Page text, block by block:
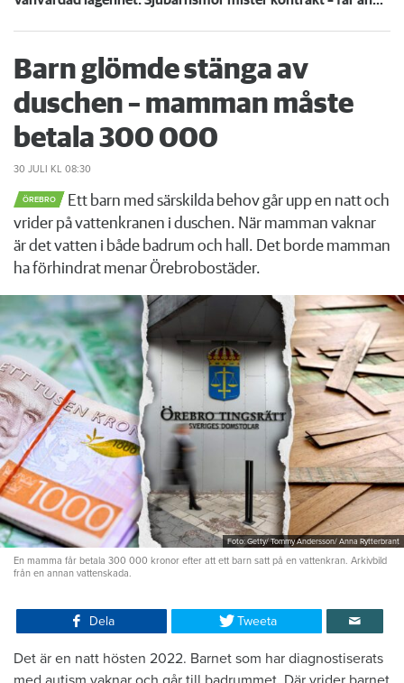
Barn glömde stänga av
duschen – mamman måste
betala 300 000
30 JULI KL 08:30
ÖREBRO
Ett barn med särskilda behov går upp en natt och
vrider på vattenkranen i duschen. När mamman vaknar
är det vatten i både badrum och hall. Det borde mamman
ha förhindrat menar Örebrobostäder.
Foto: Getty/ Tommy Andersson/ Anna Rytterbrant
En mamma får betala 300 000 kronor efter att ett barn satt på en vattenkran. Arkivbild
från en annan vattenskada.
Dela Tweeta
Det är en natt hösten 2022. Barnet som har diagnostiserats